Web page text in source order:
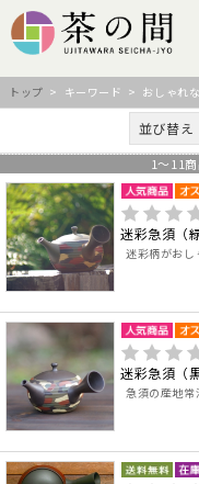
トップ > キーワード > おしゃれ
並び替え
1～ 11
迷彩急須（緑
迷彩柄がお
迷彩急須（黒
急須の産地